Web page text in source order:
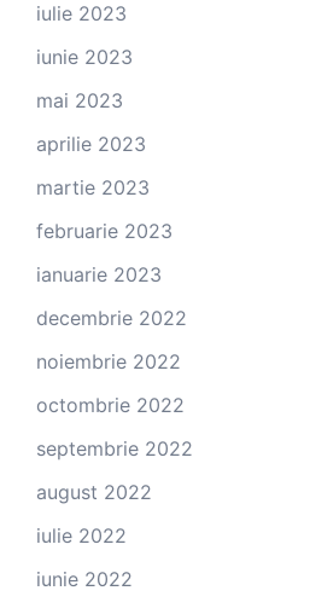
iulie 2023
iunie 2023
mai 2023
aprilie 2023
martie 2023
februarie 2023
ianuarie 2023
decembrie 2022
noiembrie 2022
octombrie 2022
septembrie 2022
august 2022
iulie 2022
iunie 2022